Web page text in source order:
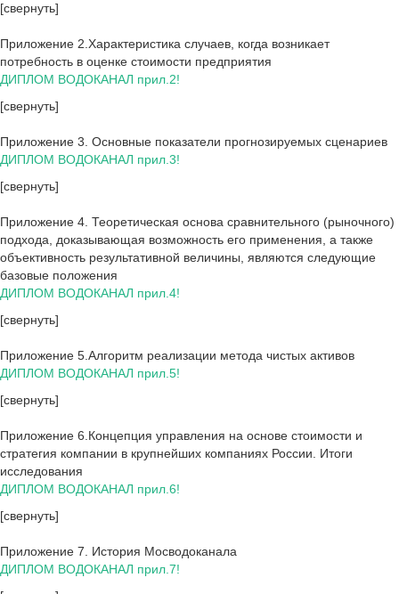
[свернуть]
Приложение 2.Характеристика случаев, когда возникает
потребность в оценке стоимости предприятия
ДИПЛОМ ВОДОКАНАЛ прил.2!
[свернуть]
Приложение 3. Основные показатели прогнозируемых сценариев
ДИПЛОМ ВОДОКАНАЛ прил.3!
[свернуть]
Приложение 4. Теоретическая основа сравнительного (рыночного)
подхода, доказывающая возможность его применения, а также
объективность результативной величины, являются следующие
базовые положения
ДИПЛОМ ВОДОКАНАЛ прил.4!
[свернуть]
Приложение 5.Алгоритм реализации метода чистых активов
ДИПЛОМ ВОДОКАНАЛ прил.5!
[свернуть]
Приложение 6.Концепция управления на основе стоимости и
стратегия компании в крупнейших компаниях России. Итоги
исследования
ДИПЛОМ ВОДОКАНАЛ прил.6!
[свернуть]
Приложение 7. История Мосводоканала
ДИПЛОМ ВОДОКАНАЛ прил.7!